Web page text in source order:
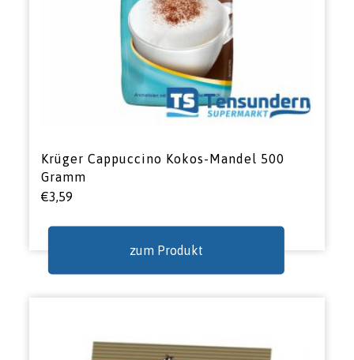
Krüger Cappuccino Kokos-Mandel 500
Gramm
€3,59
zum Produkt